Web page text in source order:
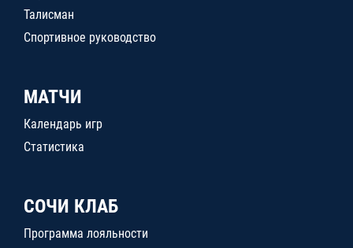
Талисман
Спортивное руководство
МАТЧИ
Календарь игр
Статистика
СОЧИ КЛАБ
Программа лояльности